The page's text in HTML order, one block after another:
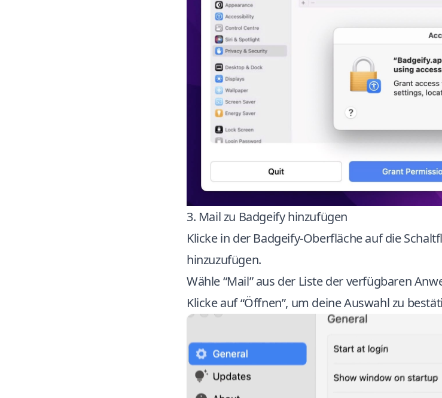
3. Mail zu Badgeify hinzufügen
Klicke in der Badgeify-Oberfläche auf die
hinzuzufügen.
Wähle “Mail” aus der Liste der verfügbaren
Klicke auf “Öffnen”, um deine Auswahl zu